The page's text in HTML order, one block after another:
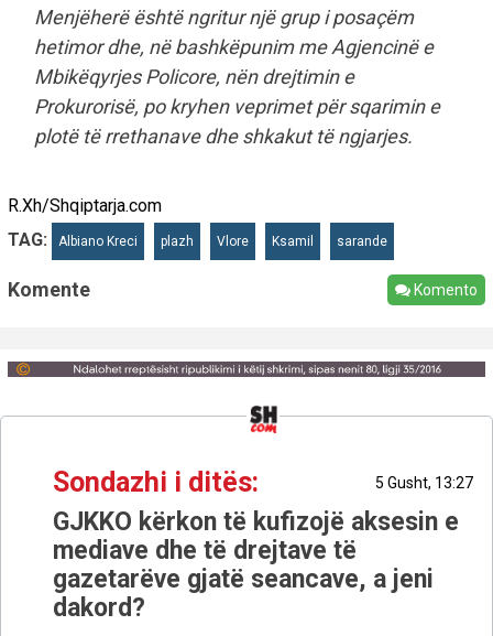
Menjëherë është ngritur një grup i posaçëm
hetimor dhe, në bashkëpunim me Agjencinë e
Mbikëqyrjes Policore, nën drejtimin e
Prokurorisë, po kryhen veprimet për sqarimin e
plotë të rrethanave dhe shkakut të ngjarjes.
R.Xh/Shqiptarja.com
TAG:
Albiano Kreci plazh Vlore Ksamil sarande
Komente Komento
Sondazhi i ditës: 5 Gusht, 13:27
GJKKO kërkon të kufizojë aksesin e
mediave dhe të drejtave të
gazetarëve gjatë seancave, a jeni
dakord?